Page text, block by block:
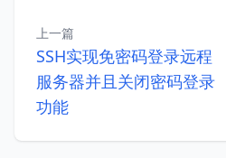
上一篇
SSH实现免密码登录远程
服务器并且关闭密码登录
功能